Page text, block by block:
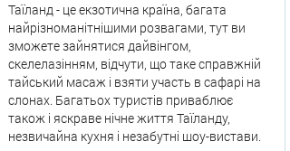
Таїланд - це екзотична країна, багата
найрізноманітнішими розвагами, тут ви
зможете зайнятися дайвінгом,
скелелазінням, відчути, що таке справжній
тайський масаж і взяти участь в сафарі на
слонах. Багатьох туристів приваблює
також і яскраве нічне життя Таїланду,
незвичайна кухня і незабутні шоу-вистави.